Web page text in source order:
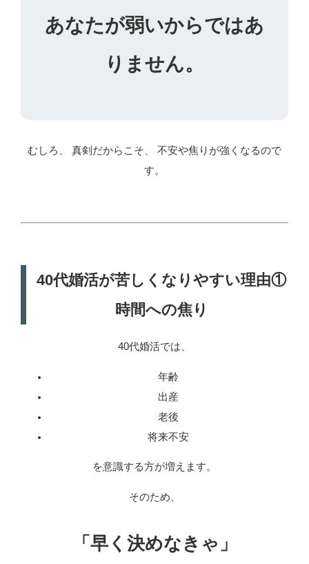
あなたが弱いからではあ
りません。
むしろ、 真剣だからこそ、 不安や焦りが強くなるので
す。
40代婚活が苦しくなりやすい理由①
時間への焦り
40代婚活では、
年齢
出産
老後
将来不安
を意識する方が増えます。
そのため、
「早く決めなきゃ」